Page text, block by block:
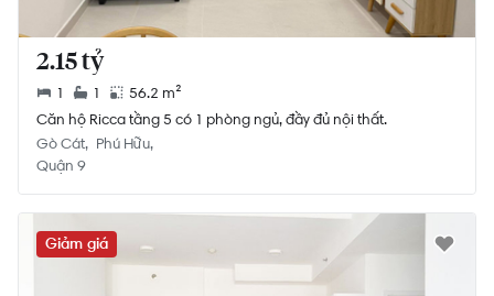
2.15 tỷ
1 1
56.2 m²
Căn hộ Ricca tầng 5 có 1 phòng ngủ, đầy đủ nội thất.
Gò Cát
Phú Hữu
Quận 9
Giảm giá